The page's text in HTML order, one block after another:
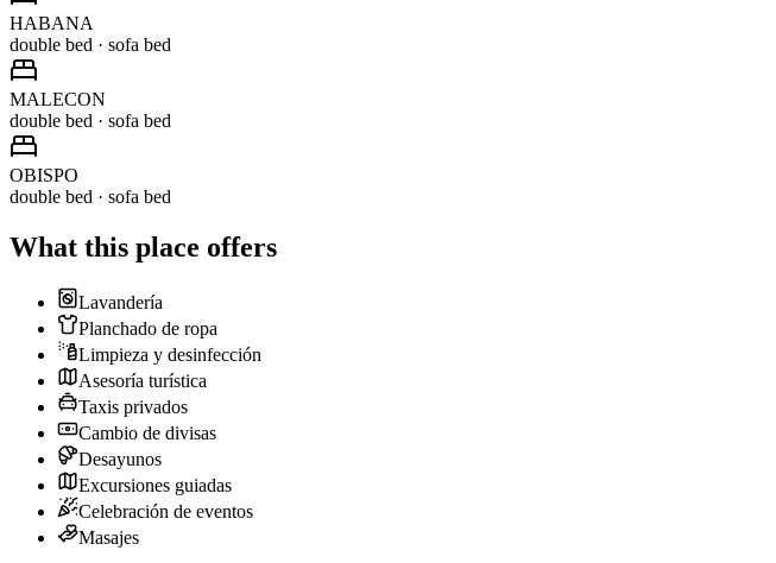
HABANA
double bed · sofa bed
MALECON
double bed · sofa bed
OBISPO
double bed · sofa bed
What this place offers
Lavandería
Planchado de ropa
Limpieza y desinfección
Asesoría turística
Taxis privados
Cambio de divisas
Desayunos
Excursiones guiadas
Celebración de eventos
Masajes